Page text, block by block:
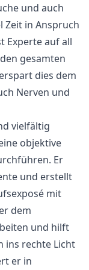
und auch
Zeit in Anspruch
Experte auf all
gesamten
dies dem
Nerven und
vielfältig
objektive
Er
und erstellt
mit
dem
und hilft
ins rechte Licht
er in